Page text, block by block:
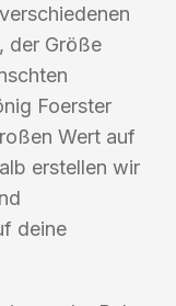
der Größe
Foerster
Wert auf
erstellen wir
deine